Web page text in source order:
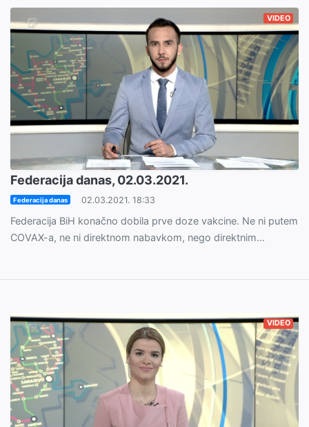
VIDEO
Federacija danas, 02.03.2021.
Federacija danas 02.03.2021. 18:33
Federacija BiH konačno dobila prve doze vakcine. Ne ni putem
COVAX-a, ne ni direktnom nabavkom, nego direktnim...
VIDEO